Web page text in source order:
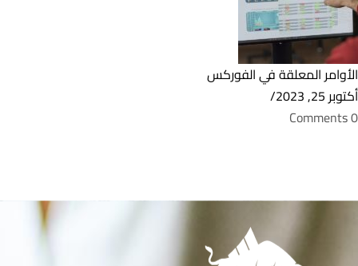
الأوامر المعلقة في الفوركس
أكتوبر 25, 2023
/
0 Comments